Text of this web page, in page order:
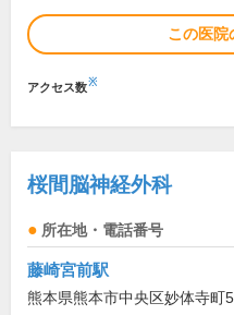
この医院
アクセス数※
桜間脳神経外科
所在地・電話番号
藤崎宮前駅
熊本県熊本市中央区妙体寺町